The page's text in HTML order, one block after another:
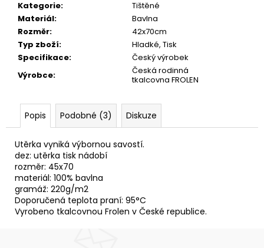
Kategorie:
Tištěné
Materiál:
Bavlna
Rozměr:
42x70cm
Typ zboží:
Hladké, Tisk
Specifikace:
Český výrobek
Výrobce:
Česká rodinná
tkalcovna FROLEN
Popis Podobné (3) Diskuze
Utěrka vyniká výbornou savostí.
dez: utěrka tisk nádobí
rozměr: 45x70
materiál: 100% bavlna
gramáž: 220g/m2
Doporučená teplota praní: 95°C
Vyrobeno tkalcovnou Frolen v České republice.
u
č
u
e
m
RUČNÍK
BERUŠKA
ZEL.ŽLUTÁ
50X90
113,50
Kč